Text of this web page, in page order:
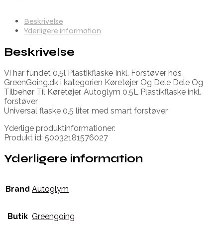
Beskrivelse
Yderligere information
Beskrivelse
Vi har fundet 0,5l Plastikflaske Inkl. Forstøver hos
GreenGoing.dk i kategorien Køretøjer Og Dele Dele Og
Tilbehør Til Køretøjer. Autoglym 0,5L Plastikflaske inkl.
forstøver
Universal flaske 0,5 liter. med smart forstøver
Yderlige produktinformationer:
Produkt id: 50032181576027
Yderligere information
Brand Autoglym
Butik Greengoing